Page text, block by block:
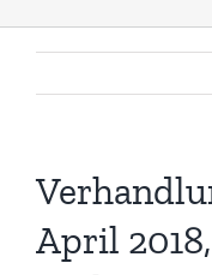
April